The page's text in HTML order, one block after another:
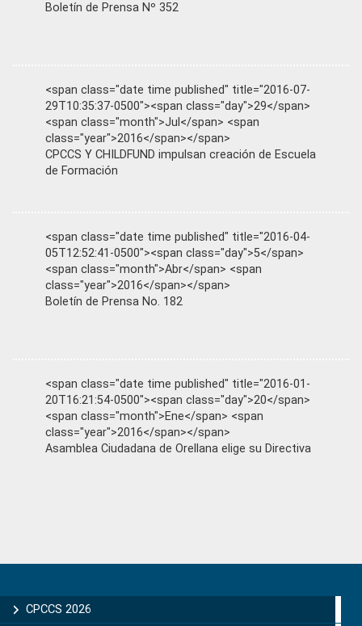
Boletín de Prensa Nº 352
<span class="date time published" title="2016-07-
29T10:35:37-0500"><span class="day">29</span>
<span class="month">Jul</span> <span
class="year">2016</span></span>
CPCCS Y CHILDFUND impulsan creación de Escuela
de Formación
<span class="date time published" title="2016-04-
05T12:52:41-0500"><span class="day">5</span>
<span class="month">Abr</span> <span
class="year">2016</span></span>
Boletín de Prensa No. 182
<span class="date time published" title="2016-01-
20T16:21:54-0500"><span class="day">20</span>
<span class="month">Ene</span> <span
class="year">2016</span></span>
Asamblea Ciudadana de Orellana elige su Directiva
Sidebar
CPCCS 2026